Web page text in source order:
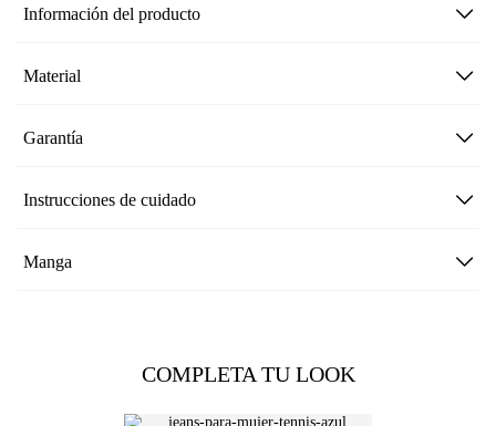
Información del producto
Material
Garantía
Instrucciones de cuidado
Manga
COMPLETA TU LOOK